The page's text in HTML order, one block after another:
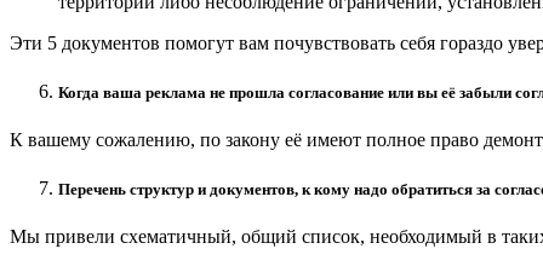
Эти 5 документов помогут вам почувствовать себя гораздо
Когда ваша реклама не прошла согласование или вы её забыли
К вашему сожалению, по закону её имеют полное право
Перечень структур и документов, к кому надо обратиться за
Мы привели схематичный, общий список, необходимый в